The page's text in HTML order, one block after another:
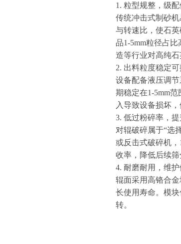
1. 粒型规整，级配
传统冲击式制砂
与转速比，使石
品1-5mm粒径占
造等行业对高纯石
2. 出料粒度稳定
设备配备液压调
期稳定在1-5mm
入导致设备损坏，
3. 低过粉碎率，
对辊破碎属于“选
或反击式破碎机
收率，降低后续筛
4. 耐磨耐用，维护
辊面采用高铬合
长使用寿命。模
转。